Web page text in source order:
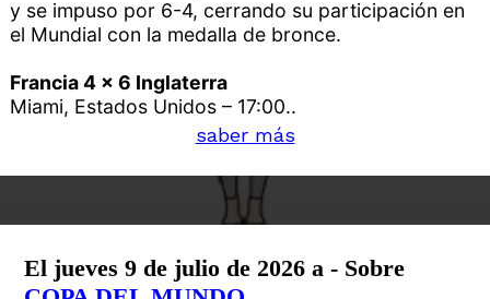
y se impuso por 6-4, cerrando su participación en
el Mundial con la medalla de bronce.
Francia 4 x 6 Inglaterra
Miami, Estados Unidos – 17:00..
saber más
El jueves 9 de julio de 2026 a - Sobre